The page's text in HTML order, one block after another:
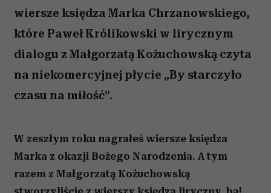
wiersze księdza Marka Chrzanowskiego,
które Paweł Królikowski w lirycznym
dialogu z Małgorzatą Kożuchowską czyta
na niekomercyjnej płycie „By starczyło
czasu na miłość”.
W zeszłym roku nagrałeś wiersze księdza
Marka z okazji Bożego Narodzenia. A tym
razem z Małgorzatą Kożuchowską